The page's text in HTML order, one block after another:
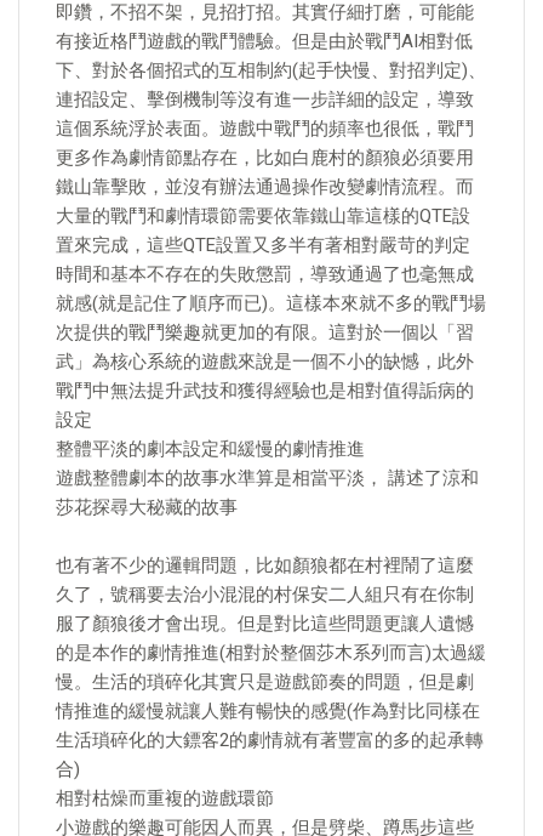
即鑽，不招不架，見招打招。其實仔細打磨，可能能
有接近格鬥遊戲的戰鬥體驗。但是由於戰鬥AI相對低
下、對於各個招式的互相制約(起手快慢、對招判定)、
連招設定、擊倒機制等沒有進一步詳細的設定，導致
這個系統浮於表面。遊戲中戰鬥的頻率也很低，戰鬥
更多作為劇情節點存在，比如白鹿村的顏狼必須要用
鐵山靠擊敗，並沒有辦法通過操作改變劇情流程。而
大量的戰鬥和劇情環節需要依靠鐵山靠這樣的QTE設
置來完成，這些QTE設置又多半有著相對嚴苛的判定
時間和基本不存在的失敗懲罰，導致通過了也毫無成
就感(就是記住了順序而已)。這樣本來就不多的戰鬥場
次提供的戰鬥樂趣就更加的有限。這對於一個以「習
武」為核心系統的遊戲來說是一個不小的缺憾，此外
戰鬥中無法提升武技和獲得經驗也是相對值得詬病的
設定
整體平淡的劇本設定和緩慢的劇情推進
遊戲整體劇本的故事水準算是相當平淡， 講述了涼和
莎花探尋大秘藏的故事
也有著不少的邏輯問題，比如顏狼都在村裡鬧了這麼
久了，號稱要去治小混混的村保安二人組只有在你制
服了顏狼後才會出現。但是對比這些問題更讓人遺憾
的是本作的劇情推進(相對於整個莎木系列而言)太過緩
慢。生活的瑣碎化其實只是遊戲節奏的問題，但是劇
情推進的緩慢就讓人難有暢快的感覺(作為對比同樣在
生活瑣碎化的大鏢客2的劇情就有著豐富的多的起承轉
合)
相對枯燥而重複的遊戲環節
小遊戲的樂趣可能因人而異，但是劈柴、蹲馬步這些